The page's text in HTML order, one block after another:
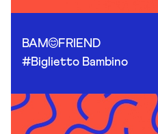
BAM
FRIEND
#Biglietto Bambino